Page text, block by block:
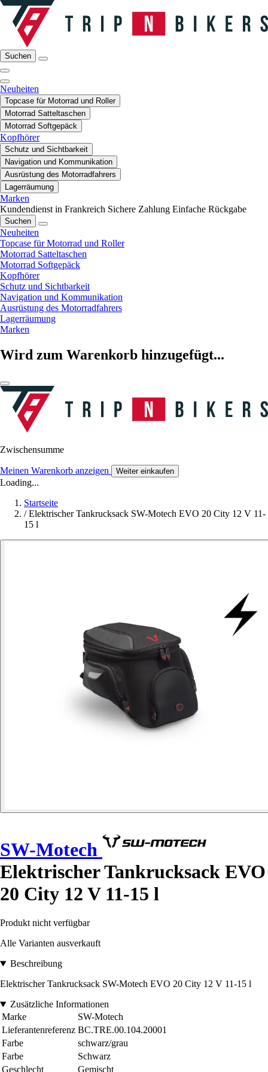
Suchen
Neuheiten
Topcase für Motorrad und Roller
Motorrad Satteltaschen
Motorrad Softgepäck
Kopfhörer
Schutz und Sichtbarkeit
Navigation und Kommunikation
Ausrüstung des Motorradfahrers
Lagerräumung
Marken
Kundendienst in Frankreich Sichere Zahlung Einfache Rückgabe
Suchen
Neuheiten
Topcase für Motorrad und Roller
Motorrad Satteltaschen
Motorrad Softgepäck
Kopfhörer
Schutz und Sichtbarkeit
Navigation und Kommunikation
Ausrüstung des Motorradfahrers
Lagerräumung
Marken
Wird zum Warenkorb hinzugefügt...
Zwischensumme
Meinen Warenkorb anzeigen Weiter einkaufen
Loading...
Startseite
/ Elektrischer Tankrucksack SW-Motech EVO 20 City 12 V 11-
15 l
SW-Motech
Elektrischer Tankrucksack EVO
20 City 12 V 11-15 l
Produkt nicht verfügbar
Alle Varianten ausverkauft
Beschreibung
Elektrischer Tankrucksack SW-Motech EVO 20 City 12 V 11-15 l
Zusätzliche Informationen
Marke
SW-Motech
Lieferantenreferenz BC.TRE.00.104.20001
Farbe
schwarz/grau
Farbe
Schwarz
Geschlecht
Gemischt